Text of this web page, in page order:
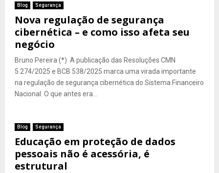
Blog Segurança
Nova regulação de segurança
cibernética – e como isso afeta seu
negócio
Bruno Pereira (*) A publicação das Resoluções CMN
5.274/2025 e BCB 538/2025 marca uma virada importante
na regulação de segurança cibernética do Sistema Financeiro
Nacional. O que antes era...
Blog Segurança
Educação em proteção de dados
pessoais não é acessória, é
estrutural